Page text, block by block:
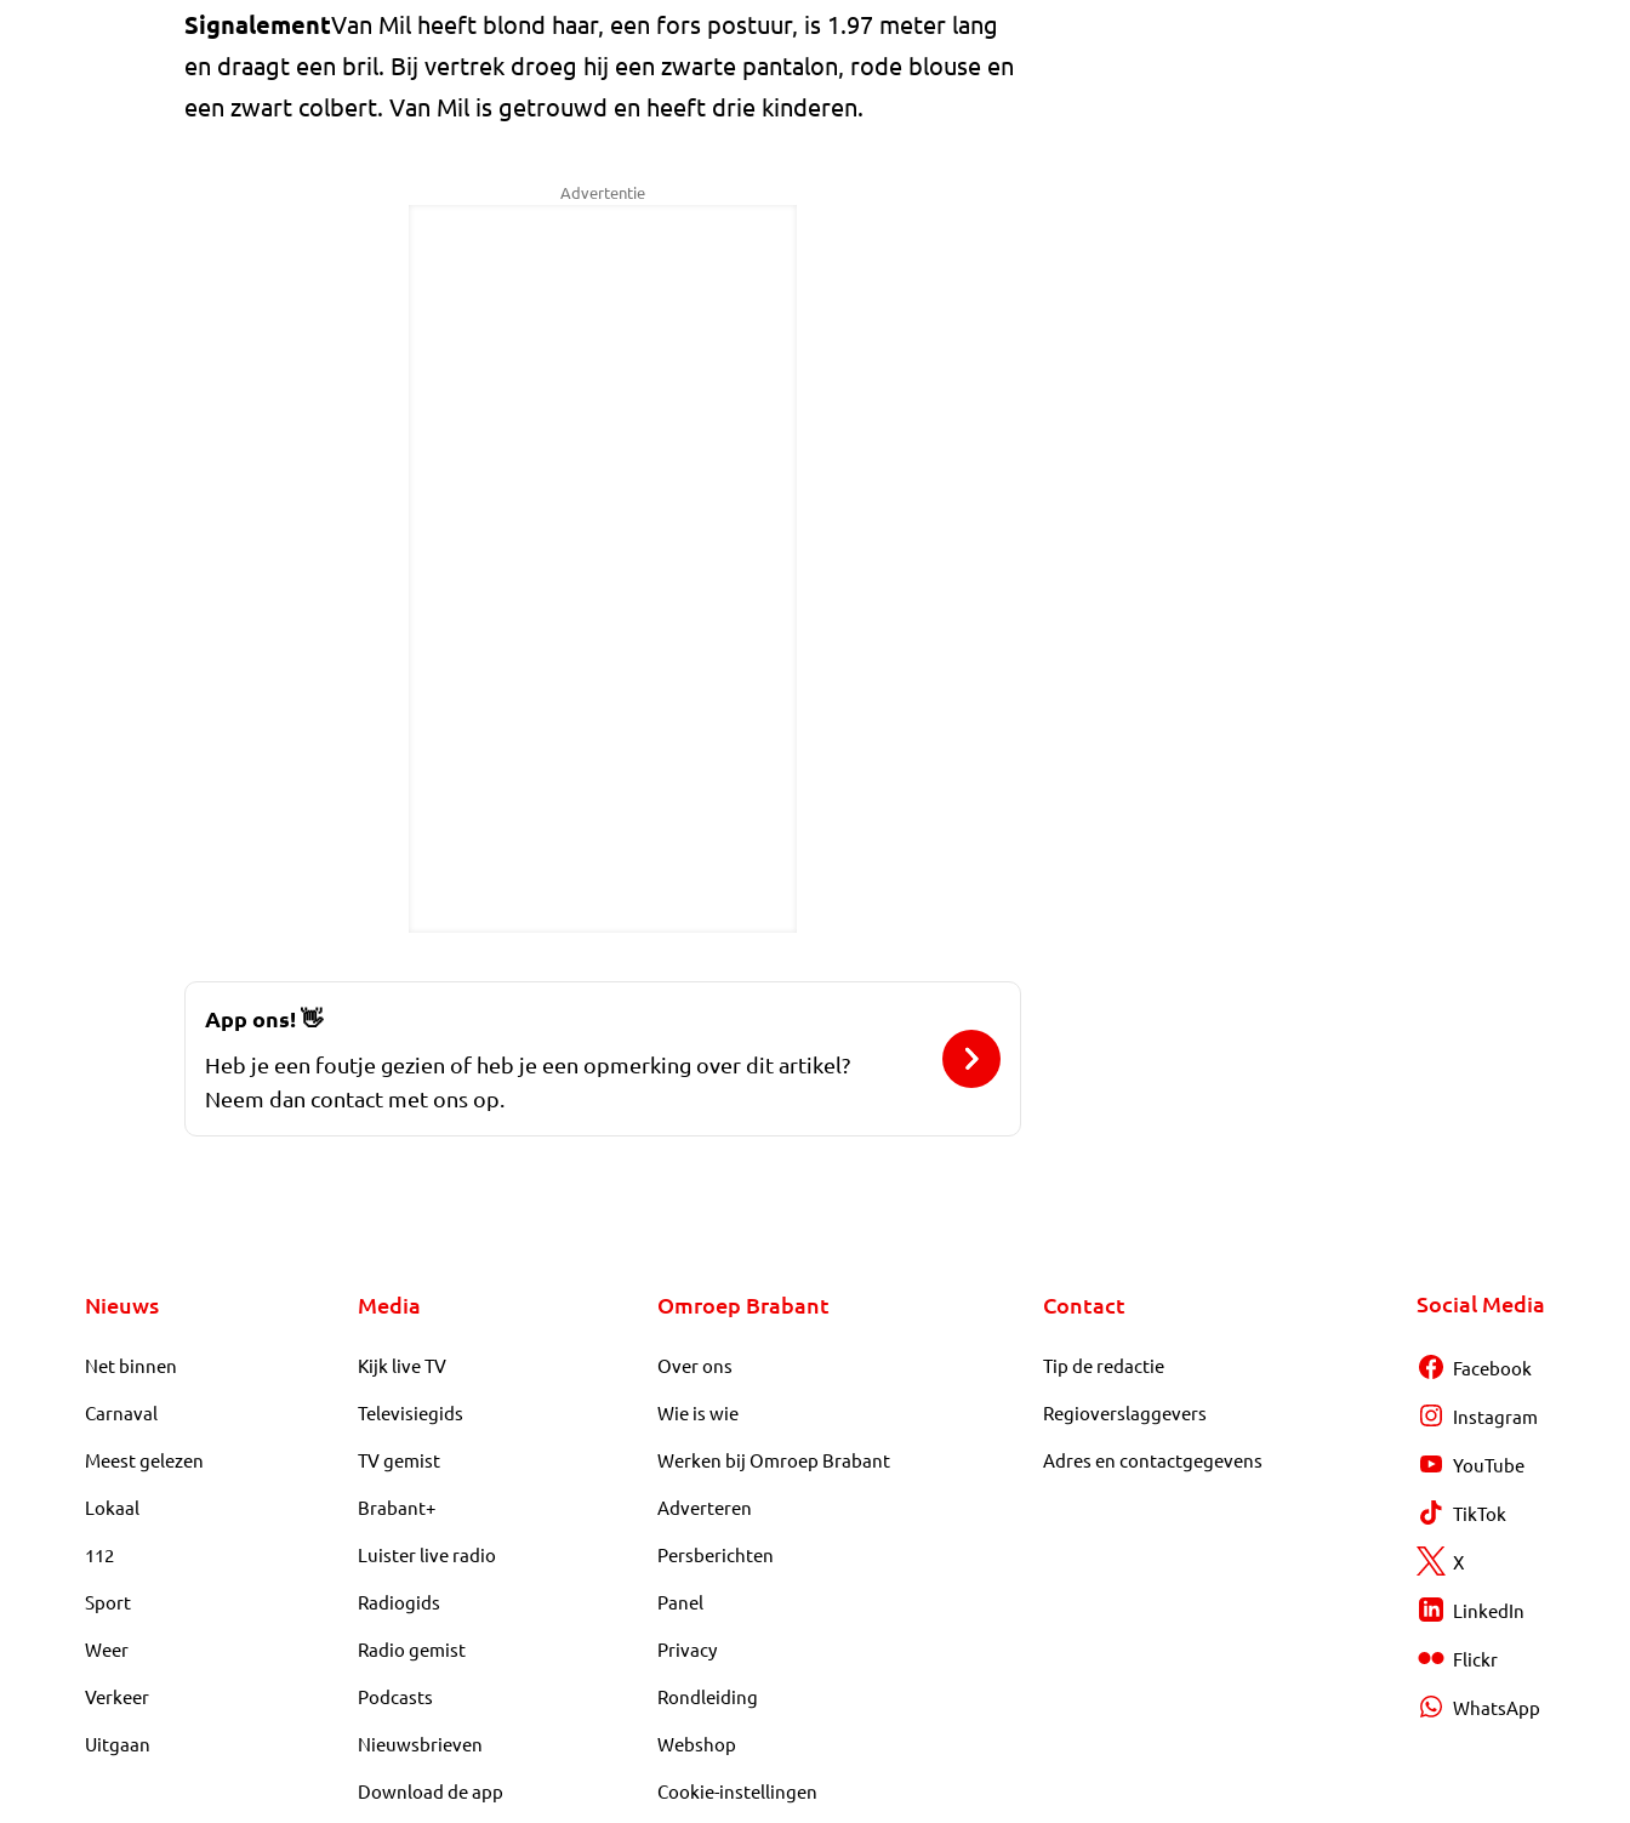
SignalementVan Mil heeft blond haar, een fors postuur, is 1.97 meter lang
en draagt een bril. Bij vertrek droeg hij een zwarte pantalon, rode blouse en
een zwart colbert. Van Mil is getrouwd en heeft drie kinderen.
Advertentie
App ons!👋
Heb je een foutje gezien of heb je een opmerking over dit artikel?
Neem dan contact met ons op.
Nieuws
Net binnen
Carnaval
Meest gelezen
Lokaal
112
Sport
Weer
Verkeer
Uitgaan
Media
Kijk live TV
Televisiegids
TV gemist
Brabant+
Luister live radio
Radiogids
Radio gemist
Podcasts
Nieuwsbrieven
Download de app
Omroep Brabant
Over ons
Wie is wie
Werken bij Omroep Brabant
Adverteren
Persberichten
Panel
Privacy
Rondleiding
Webshop
Cookie-instellingen
Contact
Tip de redactie
Regioverslaggevers
Adres en contactgegevens
Social Media
Facebook
Instagram
YouTube
TikTok
X
LinkedIn
Flickr
WhatsApp